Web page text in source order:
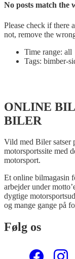
No posts match the
Please check if there
not, remove the
Time range: all
Tags: bimber-
ONLINE
BILER
Vild med Biler satser
motorsportssite med
motorsport.
Et online bilmagasin
arbejder under
dygtige
og mange gange på
Følg os